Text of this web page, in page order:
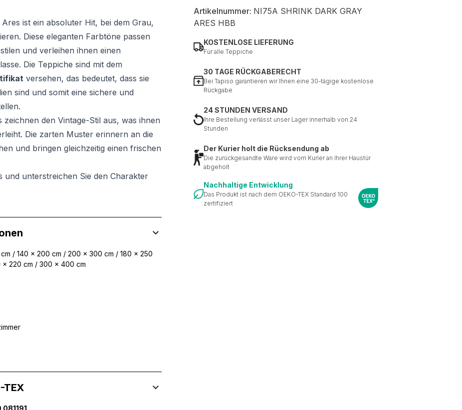
ist ein absoluter Hit, bei dem Grau,
Diese eleganten Farbtöne passen
und verleihen ihnen einen
Die Teppiche sind mit dem
versehen, das bedeutet, dass sie
sind und somit eine sichere und
den Vintage-Stil aus, was ihnen
Die zarten Muster erinnern an die
und bringen gleichzeitig einen frischen
und unterstreichen Sie den Charakter
Artikelnummer: NI75A SHRINK DARK GRAY
ARES HBB
KOSTENLOSE LIEFERUNG
Für alle Teppiche
30 TAGE RÜCKGABERECHT
Bei Tapiso garantieren wir Ihnen eine 30-tägige kostenlose
Rückgabe
24 STUNDEN VERSAND
Ihre Bestellung verlässt unser Lager innerhalb von 24
Stunden
Der Kurier holt die Rücksendung ab
Die zurückgesandte Ware wird vom Kurier an Ihrer Haustür
abgeholt
Nachhaltige Entwicklung
Das Produkt ist nach dem OEKO-TEX Standard 100
zertifiziert
/ 140 x 200 cm / 200 x 300 cm / 180 x 250
x 220 cm / 300 x 400 cm
TEX
Traffic zu analysieren. Außerdem geben wir Informationen über Ihre Verwendung unserer